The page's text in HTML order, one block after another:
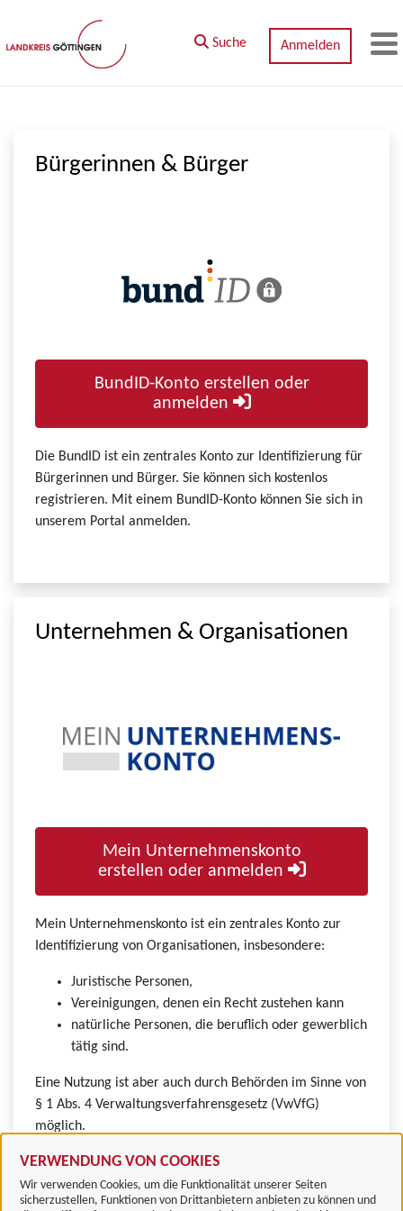
Zum Hauptinhalt springen
VERWENDUNG VON COOKIES
Wir verwenden Cookies, um die Funktionalität unserer Seiten
sicherzustellen, Funktionen von Drittanbietern anbieten zu können und
Suche Anmelden
Bürgerinnen & Bürger
BundID-Konto erstellen oder
anmelden
Die BundID ist ein zentrales Konto zur Identifizierung für
Bürgerinnen und Bürger. Sie können sich kostenlos
registrieren. Mit einem BundID-Konto können Sie sich in
unserem Portal anmelden.
Unternehmen & Organisationen
Mein Unternehmenskonto
erstellen oder anmelden
Mein Unternehmenskonto ist ein zentrales Konto zur
Identifizierung von Organisationen, insbesondere:
Juristische Personen,
Vereinigungen, denen ein Recht zustehen kann
natürliche Personen, die beruflich oder gewerblich
tätig sind.
Eine Nutzung ist aber auch durch Behörden im Sinne von
§ 1 Abs. 4 Verwaltungsverfahrensgesetz (VwVfG)
möglich.